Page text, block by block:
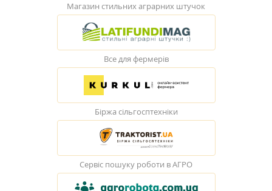
Магазин стильних аграрних штучок
Все для фермерів
Біржа сільгосптехніки
Сервіс пошуку роботи в АГРО